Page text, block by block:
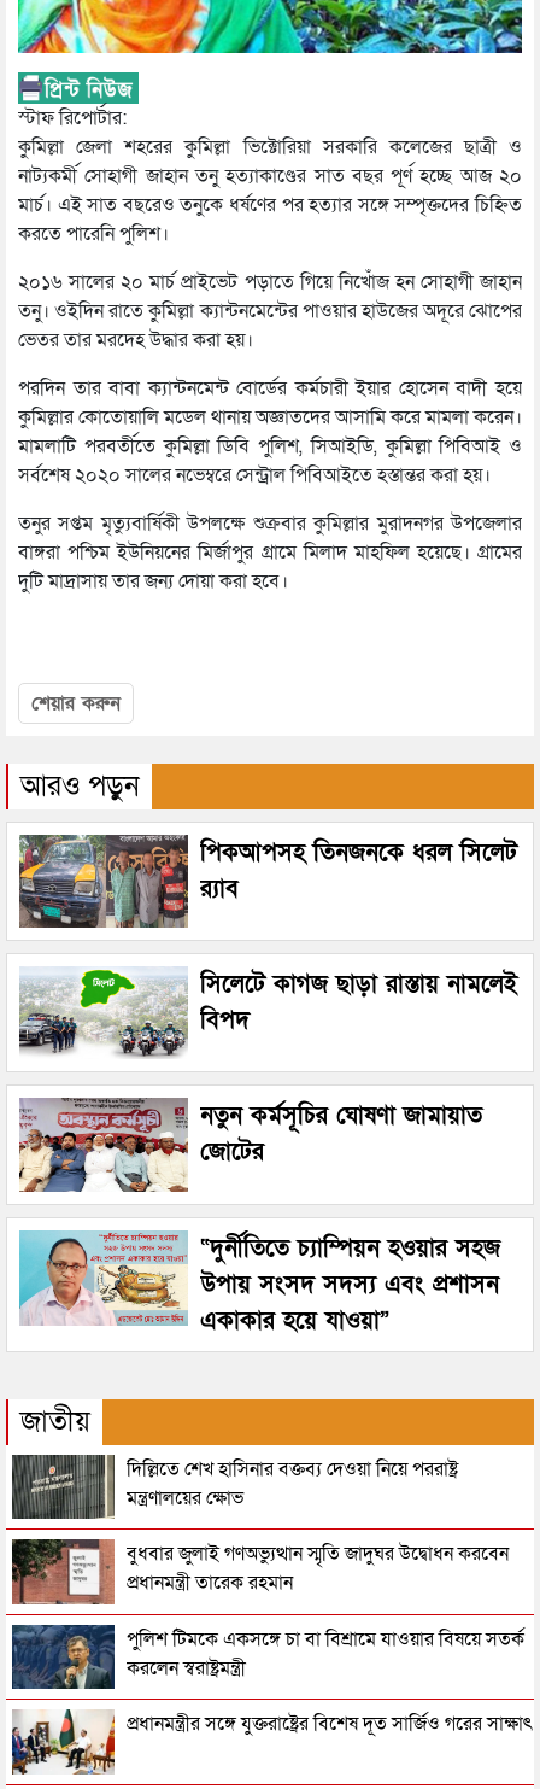
স্টাফ রিপোর্টার:
কুমিল্লা জেলা শহরের কুমিল্লা ভিক্টোরিয়া সরকারি কলেজের ছাত্রী ও
নাট্যকর্মী সোহাগী জাহান তনু হত্যাকাণ্ডের সাত বছর পূর্ণ হচ্ছে আজ ২০
মার্চ। এই সাত বছরেও তনুকে ধর্ষণের পর হত্যার সঙ্গে সম্পৃক্তদের চিহ্নিত
করতে পারেনি পুলিশ।
২০১৬ সালের ২০ মার্চ প্রাইভেট পড়াতে গিয়ে নিখোঁজ হন সোহাগী জাহান
তনু। ওইদিন রাতে কুমিল্লা ক্যান্টনমেন্টের পাওয়ার হাউজের অদূরে ঝোপের
ভেতর তার মরদেহ উদ্ধার করা হয়।
পরদিন তার বাবা ক্যান্টনমেন্ট বোর্ডের কর্মচারী ইয়ার হোসেন বাদী হয়ে
কুমিল্লার কোতোয়ালি মডেল থানায় অজ্ঞাতদের আসামি করে মামলা করেন।
মামলাটি পরবর্তীতে কুমিল্লা ডিবি পুলিশ, সিআইডি, কুমিল্লা পিবিআই ও
সর্বশেষ ২০২০ সালের নভেম্বরে সেন্ট্রাল পিবিআইতে হস্তান্তর করা হয়।
তনুর সপ্তম মৃত্যুবার্ষিকী উপলক্ষে শুক্রবার কুমিল্লার মুরাদনগর উপজেলার
বাঙ্গরা পশ্চিম ইউনিয়নের মির্জাপুর গ্রামে মিলাদ মাহফিল হয়েছে। গ্রামের
দুটি মাদ্রাসায় তার জন্য দোয়া করা হবে।
শেয়ার করুন
আরও পড়ুন
পিকআপসহ তিনজনকে ধরল সিলেট
র‌্যাব
সিলেটে কাগজ ছাড়া রাস্তায় নামলেই
বিপদ
নতুন কর্মসূচির ঘোষণা জামায়াত
জোটের
“দুর্নীতিতে চ্যাম্পিয়ন হওয়ার সহজ
উপায় সংসদ সদস্য এবং প্রশাসন
একাকার হয়ে যাওয়া”
জাতীয়
দিল্লিতে শেখ হাসিনার বক্তব্য দেওয়া নিয়ে পররাষ্ট্র
মন্ত্রণালয়ের ক্ষোভ
বুধবার জুলাই গণঅভ্যুত্থান স্মৃতি জাদুঘর উদ্বোধন করবেন
প্রধানমন্ত্রী তারেক রহমান
পুলিশ টিমকে একসঙ্গে চা বা বিশ্রামে যাওয়ার বিষয়ে সতর্ক
করলেন স্বরাষ্ট্রমন্ত্রী
প্রধানমন্ত্রীর সঙ্গে যুক্তরাষ্ট্রের বিশেষ দূত সার্জিও গরের সাক্ষাৎ